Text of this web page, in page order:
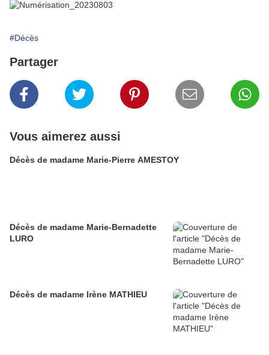
#Décès
Partager
Vous aimerez aussi
Décès de madame Marie-Pierre AMESTOY
Décès de madame Marie-Bernadette
LURO
Décès de madame Irène MATHIEU